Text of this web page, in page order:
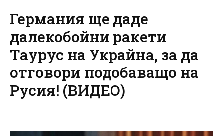
Германия ще даде
далекобойни ракети
Таурус на Украйна, за да
отговори подобаващо на
Русия! (ВИДЕО)